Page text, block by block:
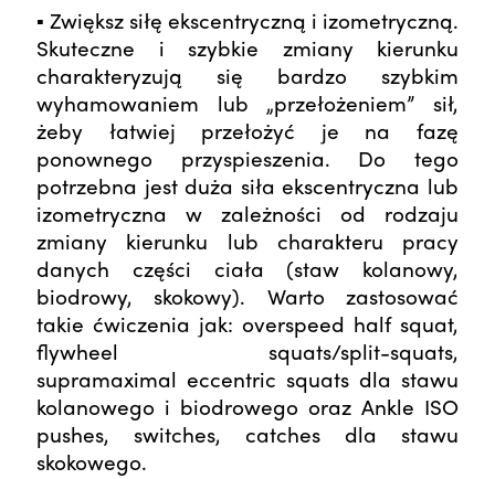
▪ Zwiększ siłę ekscentryczną i izometryczną.
Skuteczne i szybkie zmiany kierunku
charakteryzują się bardzo szybkim
wyhamowaniem lub „przełożeniem” sił,
żeby łatwiej przełożyć je na fazę
ponownego przyspieszenia. Do tego
potrzebna jest duża siła ekscentryczna lub
izometryczna w zależności od rodzaju
zmiany kierunku lub charakteru pracy
danych części ciała (staw kolanowy,
biodrowy, skokowy). Warto zastosować
takie ćwiczenia jak: overspeed half squat,
flywheel squats/split-squats,
supramaximal eccentric squats dla stawu
kolanowego i biodrowego oraz Ankle ISO
pushes, switches, catches dla stawu
skokowego.